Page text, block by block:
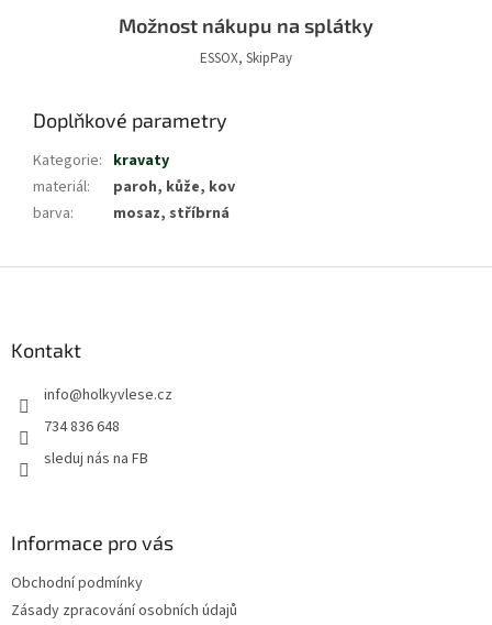
Možnost nákupu na splátky
ESSOX, SkipPay
Doplňkové parametry
Kategorie: kravaty
materiál:
paroh, kůže, kov
barva: mosaz, stříbrná
Kontakt
info@holkyvlese.cz
734 836 648
sleduj nás na FB
Informace pro vás
Obchodní podmínky
Zásady zpracování osobních údajů